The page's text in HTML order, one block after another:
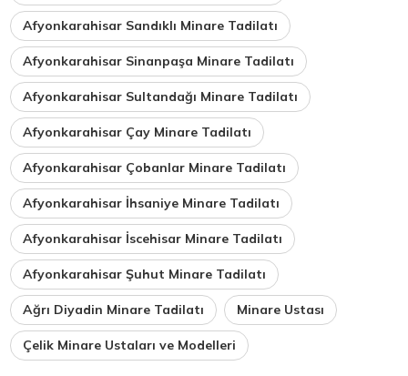
Afyonkarahisar Sandıklı Minare Tadilatı
Afyonkarahisar Sinanpaşa Minare Tadilatı
Afyonkarahisar Sultandağı Minare Tadilatı
Afyonkarahisar Çay Minare Tadilatı
Afyonkarahisar Çobanlar Minare Tadilatı
Afyonkarahisar İhsaniye Minare Tadilatı
Afyonkarahisar İscehisar Minare Tadilatı
Afyonkarahisar Şuhut Minare Tadilatı
Ağrı Diyadin Minare Tadilatı Minare Ustası
Çelik Minare Ustaları ve Modelleri